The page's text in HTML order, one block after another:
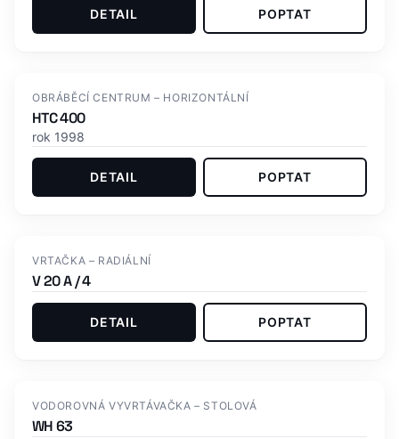
DETAIL POPTAT
OBRÁBĚCÍ CENTRUM – HORIZONTÁLNÍ
HTC 400
rok 1998
DETAIL POPTAT
VRTAČKA – RADIÁLNÍ
V 20 A / 4
DETAIL POPTAT
VODOROVNÁ VYVRTÁVAČKA – STOLOVÁ
WH 63